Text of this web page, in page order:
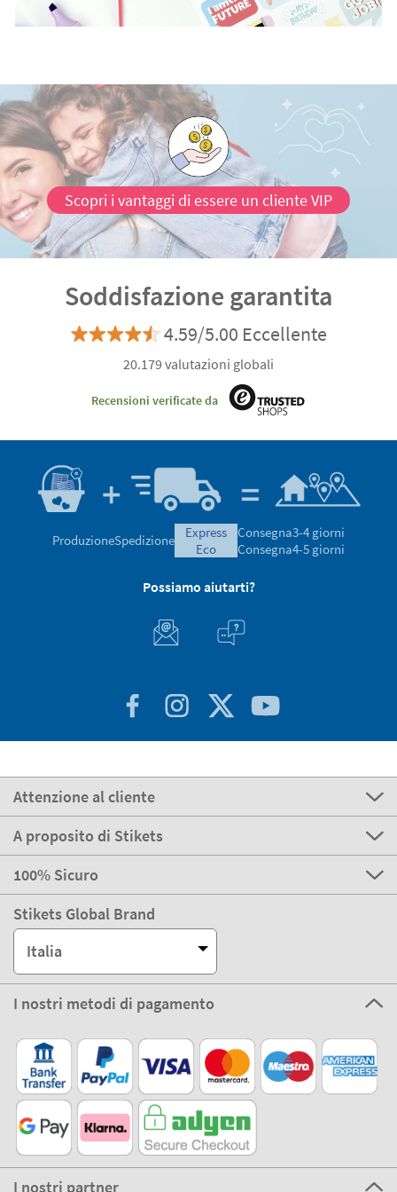
Scopri i vantaggi di essere un cliente VIP
Soddisfazione garantita
4.59/5.00 Eccellente
20.179 valutazioni globali
Recensioni verificate da
ProduzioneSpedizione
express
eco
Consegna3-4 giorni
Consegna4-5 giorni
Possiamo aiutarti?
Attenzione al cliente
A proposito di Stikets
100% Sicuro
Stikets Global Brand
Italia
I nostri metodi di pagamento
I nostri partner